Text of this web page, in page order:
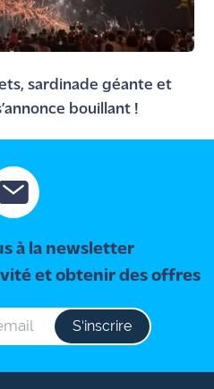
sardinade géante et
bouillant !
à la newsletter
et obtenir des offres
S‘inscrire